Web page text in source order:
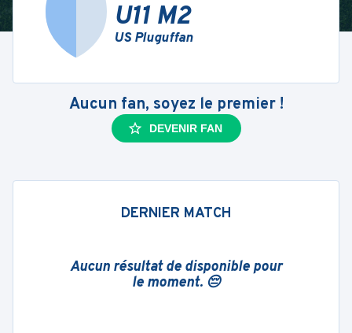
U11 M2
US Pluguffan
Aucun fan, soyez le premier !
DEVENIR FAN
DERNIER MATCH
Aucun résultat de disponible pour
le moment. 😔